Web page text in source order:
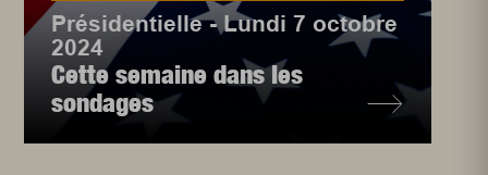
Présidentielle - Lundi 7 octobre
2024
Cette semaine dans les
sondages